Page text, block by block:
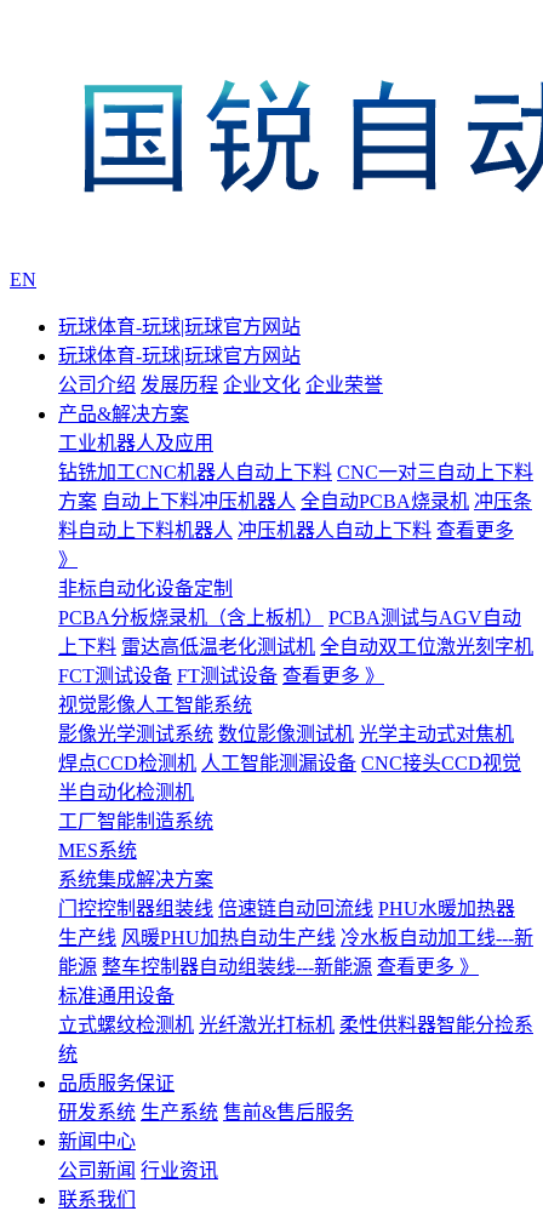
EN
玩球体育-玩球|玩球官方网站
玩球体育-玩球|玩球官方网站
公司介绍 发展历程 企业文化 企业荣誉
产品&解决方案
工业机器人及应用
钻铣加工CNC机器人自动上下料 CNC一对三自动上下料
方案 自动上下料冲压机器人 全自动PCBA烧录机 冲压条
料自动上下料机器人 冲压机器人自动上下料 查看更多
》
非标自动化设备定制
PCBA分板烧录机（含上板机）
PCBA测试与AGV自动
上下料 雷达高低温老化测试机 全自动双工位激光刻字机
FCT测试设备 FT测试设备 查看更多 》
视觉影像人工智能系统
影像光学测试系统 数位影像测试机 光学主动式对焦机
焊点CCD检测机 人工智能测漏设备 CNC接头CCD视觉
半自动化检测机
工厂智能制造系统
MES系统
系统集成解决方案
门控控制器组装线 倍速链自动回流线 PHU水暖加热器
生产线 风暖PHU加热自动生产线 冷水板自动加工线---新
能源 整车控制器自动组装线---新能源 查看更多 》
标准通用设备
立式螺纹检测机 光纤激光打标机 柔性供料器智能分捡系
统
品质服务保证
研发系统 生产系统 售前&售后服务
新闻中心
公司新闻 行业资讯
联系我们